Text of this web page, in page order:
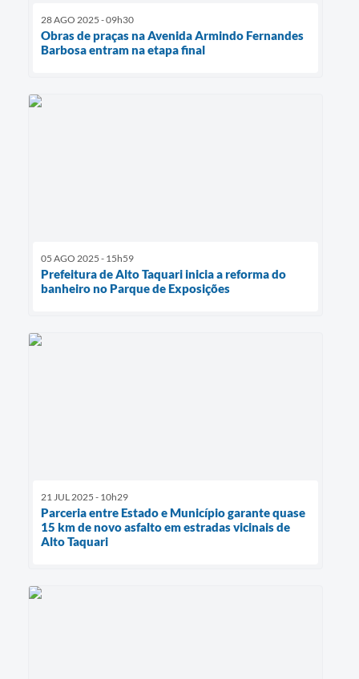
28 AGO 2025 - 09h30
Obras de praças na Avenida Armindo Fernandes
Barbosa entram na etapa final
05 AGO 2025 - 15h59
Prefeitura de Alto Taquari inicia a reforma do
banheiro no Parque de Exposições
21 JUL 2025 - 10h29
Parceria entre Estado e Município garante quase
15 km de novo asfalto em estradas vicinais de
Alto Taquari